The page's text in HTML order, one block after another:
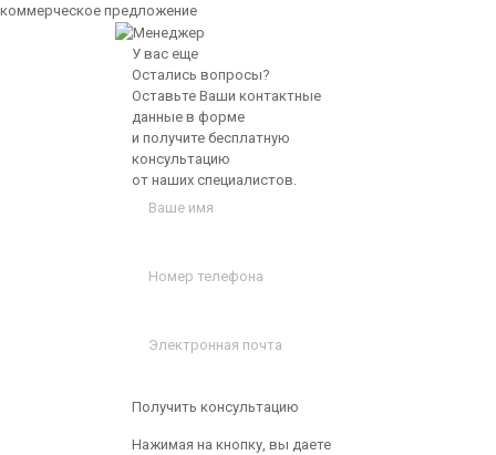
коммерческое предложение
У вас еще
Остались вопросы?
Оставьте Ваши контактные
данные в форме
и получите бесплатную
консультацию
от наших специалистов.
Получить консультацию
Нажимая на кнопку, вы даете